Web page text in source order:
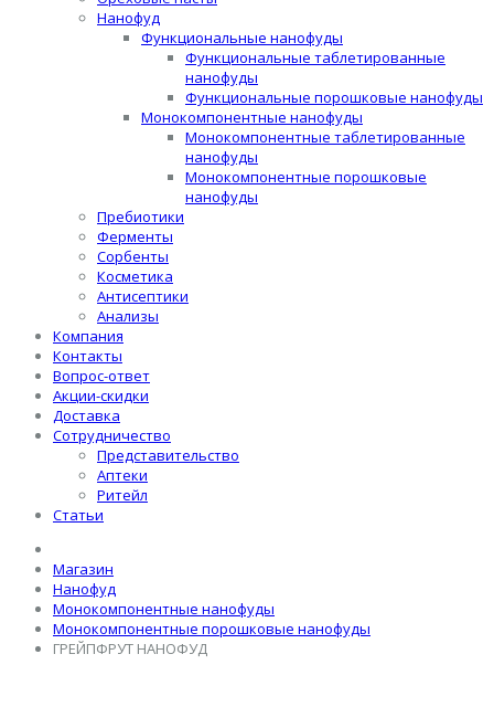
Нанофуд
Функциональные нанофуды
Функциональные таблетированные
нанофуды
Функциональные порошковые нанофуды
Монокомпонентные нанофуды
Монокомпонентные таблетированные
нанофуды
Монокомпонентные порошковые
нанофуды
Пребиотики
Ферменты
Сорбенты
Косметика
Антисептики
Анализы
Компания
Контакты
Вопрос-ответ
Акции-скидки
Доставка
Сотрудничество
Представительство
Аптеки
Ритейл
Статьи
Магазин
Нанофуд
Монокомпонентные нанофуды
Монокомпонентные порошковые нанофуды
ГРЕЙПФРУТ НАНОФУД